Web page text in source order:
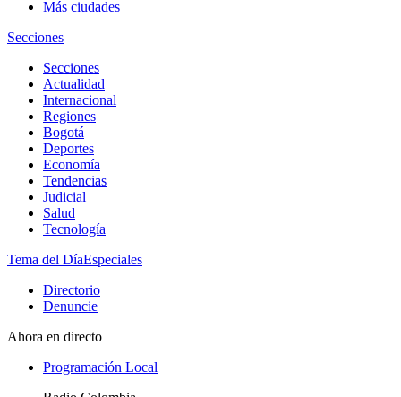
Más ciudades
Secciones
Secciones
Actualidad
Internacional
Regiones
Bogotá
Deportes
Economía
Tendencias
Judicial
Salud
Tecnología
Tema del DíaEspeciales
Directorio
Denuncie
Ahora en directo
Programación Local